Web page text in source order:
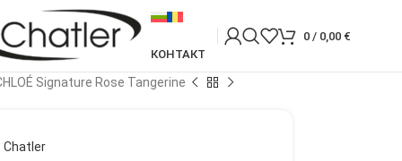
КОНТАКТ
0 / 0,00 €
Signature Rose Tangerine
Chatler